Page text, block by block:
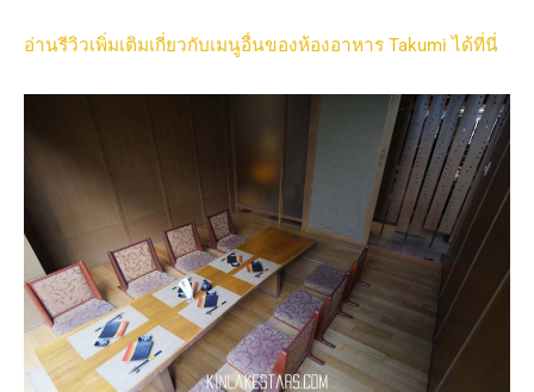
อ่านรีวิวเพิ่มเติมเกี่ยวกับเมนูอื่นของห้องอาหาร Takumi ได้ที่นี่